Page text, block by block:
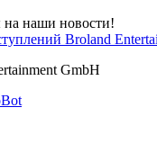
наши новости!
GmbH